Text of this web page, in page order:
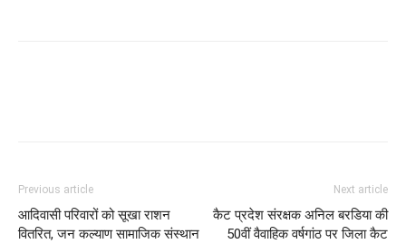
Previous article
आदिवासी परिवारों को सूखा राशन
वितरित, जन कल्याण सामाजिक संस्थान
Next article
कैट प्रदेश संरक्षक अनिल बरडिया की
50वीं वैवाहिक वर्षगांठ पर जिला कैट